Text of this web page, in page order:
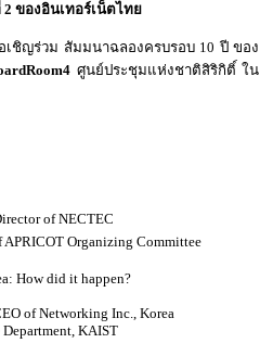
2 ของอินเทอร์เน็ตไทย
ชิญร่วม สัมมนาฉลองครบรอบ 10 ปี ของ
ศูนย์ประชุมแห่งชาติสิริกิติ์ ใน
of NECTEC
APRICOT Organizing Committee
How did it happen?
of Networking Inc., Korea
KAIST